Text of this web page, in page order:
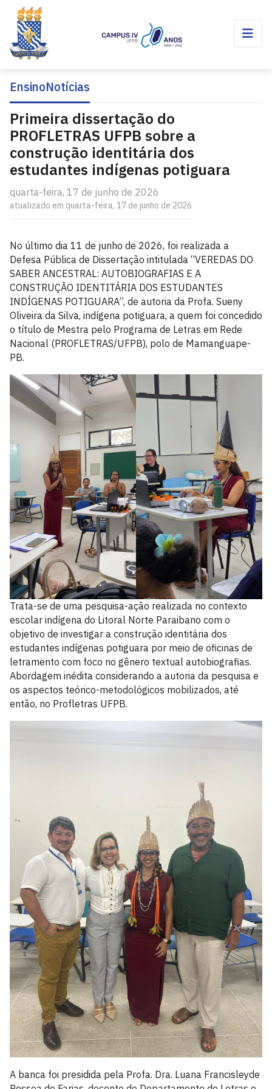
EnsinoNotícias
Primeira dissertação do
PROFLETRAS UFPB sobre a
construção identitária dos
estudantes indígenas potiguara
quarta-feira, 17 de junho de 2026
atualizado em quarta-feira, 17 de junho de 2026
No último dia 11 de junho de 2026, foi realizada a
Defesa Pública de Dissertação intitulada “VEREDAS DO
SABER ANCESTRAL: AUTOBIOGRAFIAS E A
CONSTRUÇÃO IDENTITÁRIA DOS ESTUDANTES
INDÍGENAS POTIGUARA”, de autoria da Profa. Sueny
Oliveira da Silva, indígena potiguara, a quem foi concedido
o título de Mestra pelo Programa de Letras em Rede
Nacional (PROFLETRAS/UFPB), polo de Mamanguape-
PB.
Trata-se de uma pesquisa-ação realizada no contexto
escolar indígena do Litoral Norte Paraibano com o
objetivo de investigar a construção identitária dos
estudantes indígenas potiguara por meio de oficinas de
letramento com foco no gênero textual autobiografias.
Abordagem inédita considerando a autoria da pesquisa e
os aspectos teórico-metodológicos mobilizados, até
então, no Profletras UFPB.
A banca foi presidida pela Profa. Dra. Luana Francisleyde